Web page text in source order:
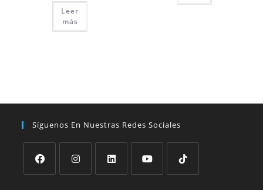
Leer
más
Síguenos En Nuestras Redes Sociales